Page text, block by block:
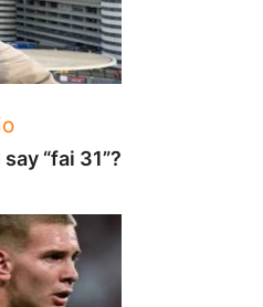
“fai 31”?